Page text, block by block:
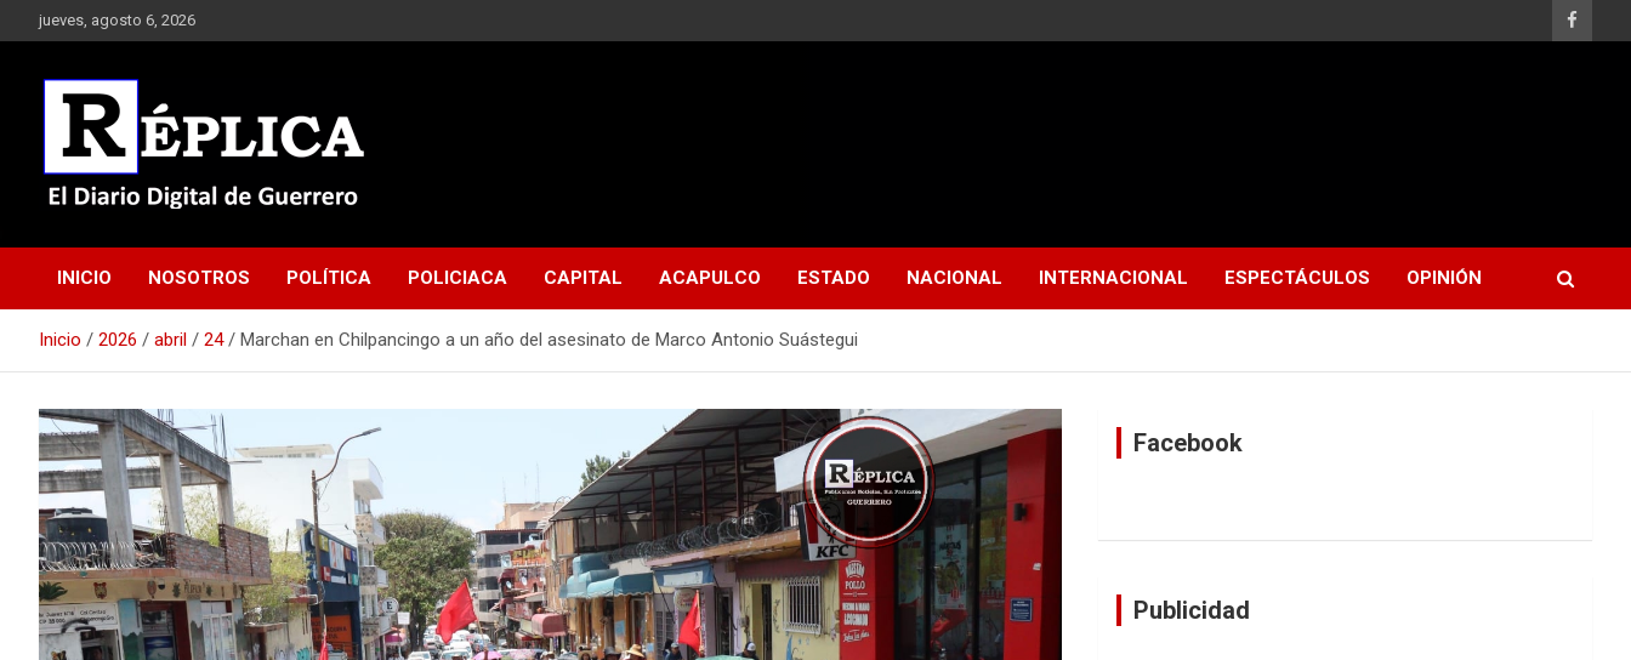
Saltar
al
jueves, agosto 6, 2026
Réplica
INICIO NOSOTROS POLÍTICA POLICIACA CAPITAL ACAPULCO ESTADO NACIONAL INTERNACIONAL ESPECTÁCULOS OPINIÓN
Inicio 2026 abril 24 Marchan en Chilpancingo a un año del asesinato de Marco Antonio Suástegui
Facebook
Publicidad